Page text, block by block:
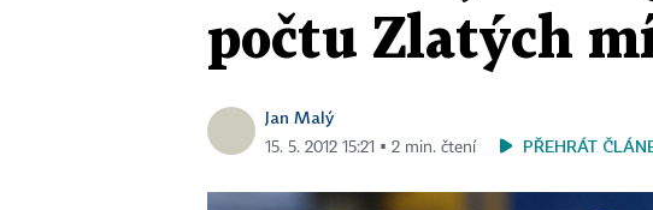
počtu Zlatých
Jan Malý
15. 5. 2012 15:21 ▪ 2 min. čtení PŘEHRÁT